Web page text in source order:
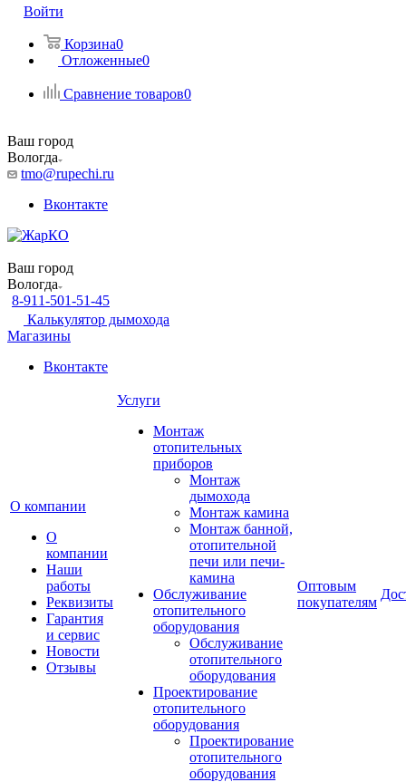
Войти
Корзина0
Отложенные0
Сравнение товаров0
Ваш город
Вологда
tmo@rupechi.ru
Вконтакте
Ваш город
Вологда
8-911-501-51-45
Калькулятор дымохода
Магазины
Вконтакте
О компании
О
компании
Наши
работы
Реквизиты
Гарантия
и сервис
Новости
Отзывы
Услуги
Монтаж
отопительных
приборов
Монтаж
дымохода
Монтаж камина
Монтаж банной,
отопительной
печи или печи-
камина
Обслуживание
отопительного
оборудования
Обслуживание
отопительного
оборудования
Проектирование
отопительного
оборудования
Проектирование
отопительного
оборудования
Оптовым
покупателям